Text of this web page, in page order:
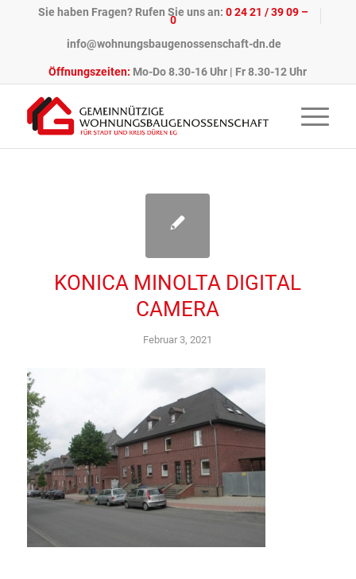
Sie haben Fragen? Rufen Sie uns an:0 24 21 / 39 09 –
0
info@wohnungsbaugenossenschaft-dn.de
Öffnungszeiten: Mo-Do 8.30-16 Uhr | Fr 8.30-12 Uhr
KONICA MINOLTA DIGITAL
CAMERA
Februar 3, 2021